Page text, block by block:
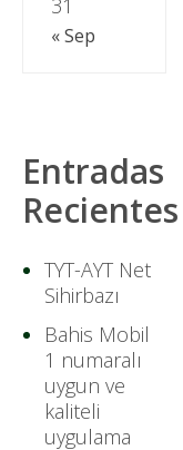
31
« Sep
Entradas
Recientes
TYT-AYT Net
Sihirbazı
Bahis Mobil
1 numaralı
uygun ve
kaliteli
uygulama